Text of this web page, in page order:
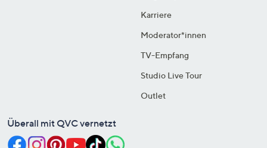
Karriere
Moderator*innen
TV-Empfang
Studio Live Tour
Outlet
Überall mit QVC vernetzt